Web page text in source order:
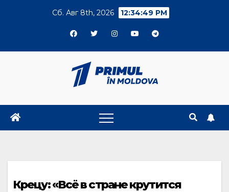
Сб. Авг 8th, 2026 12:34:49 PM
Крецу: «Всё в стране крутится